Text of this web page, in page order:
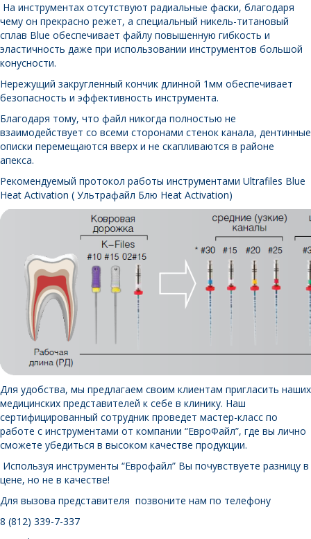
На инструментах отсутствуют радиальные фаски, благодаря
чему он прекрасно режет, а специальный никель-титановый
сплав Blue обеспечивает файлу повышенную гибкость и
эластичность даже при использовании инструментов большой
конусности.
Нережущий закругленный кончик длинной 1мм обеспечивает
безопасность и эффективность инструмента.
Благодаря тому, что файл никогда полностью не
взаимодействует со всеми сторонами стенок канала, дентинные
описки перемещаются вверх и не скапливаются в районе
апекса.
Рекомендуемый протокол работы инструментами Ultrafiles Blue
Heat Activation ( Ультрафайл Блю Heat Activation)
Для удобства, мы предлагаем своим клиентам пригласить наших
медицинских представителей к себе в клинику. Наш
сертифицированный сотрудник проведет мастер-класс по
работе с инструментами от компании “ЕвроФайл”, где вы лично
сможете убедиться в высоком качестве продукции.
Используя инструменты “Еврофайл” Вы почувствуете разницу в
цене, но не в качестве!
Для вызова представителя позвоните нам по телефону
8 (812) 339-7-337